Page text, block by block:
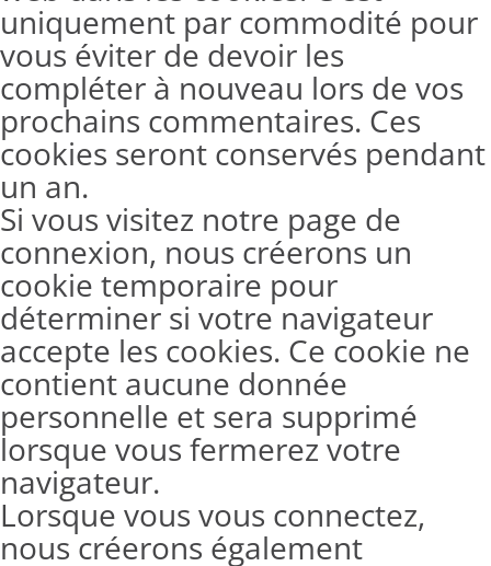
uniquement par commodité pour
vous éviter de devoir les
compléter à nouveau lors de vos
prochains commentaires. Ces
cookies seront conservés pendant
un an.
Si vous visitez notre page de
connexion, nous créerons un
cookie temporaire pour
déterminer si votre navigateur
accepte les cookies. Ce cookie ne
contient aucune donnée
personnelle et sera supprimé
lorsque vous fermerez votre
navigateur.
Lorsque vous vous connectez,
nous créerons également